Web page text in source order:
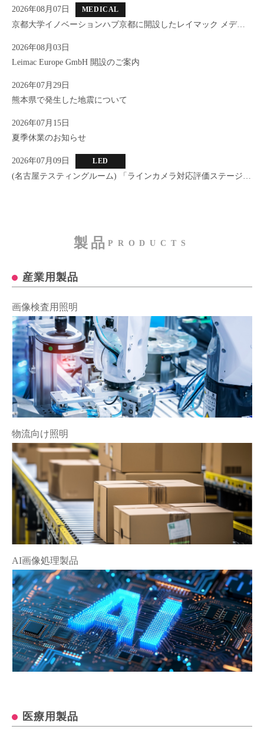
2026年08月07日 MEDICAL
京都大学イノベーションハブ京都に開設したレイマック メディ
2026年08月03日
Leimac Europe GmbH 開設のご案内
2026年07月29日
熊本県で発生した地震について
2026年07月15日
夏季休業のお知らせ
2026年07月09日 LED
(名古屋テスティングルーム) 「ラインカメラ対応評価ステージ」
製品 PRODUCTS
産業用製品
画像検査用照明
物流向け照明
AI画像処理製品
医療用製品